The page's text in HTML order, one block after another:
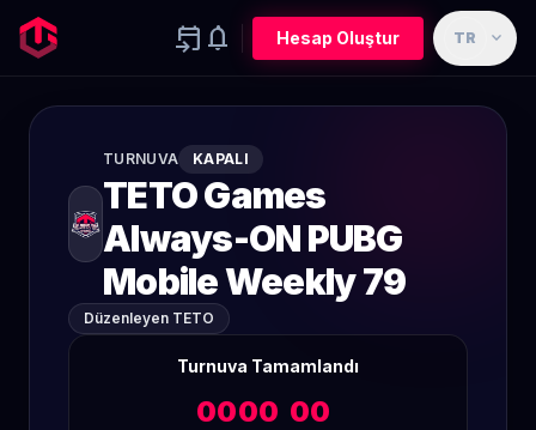
event_upcoming notifications Hesap Oluştur TR expand_more
TURNUVA KAPALI
TETO Games
Always-ON PUBG
Mobile Weekly 79
Düzenleyen TETO
Turnuva Tamamlandı
0000 00